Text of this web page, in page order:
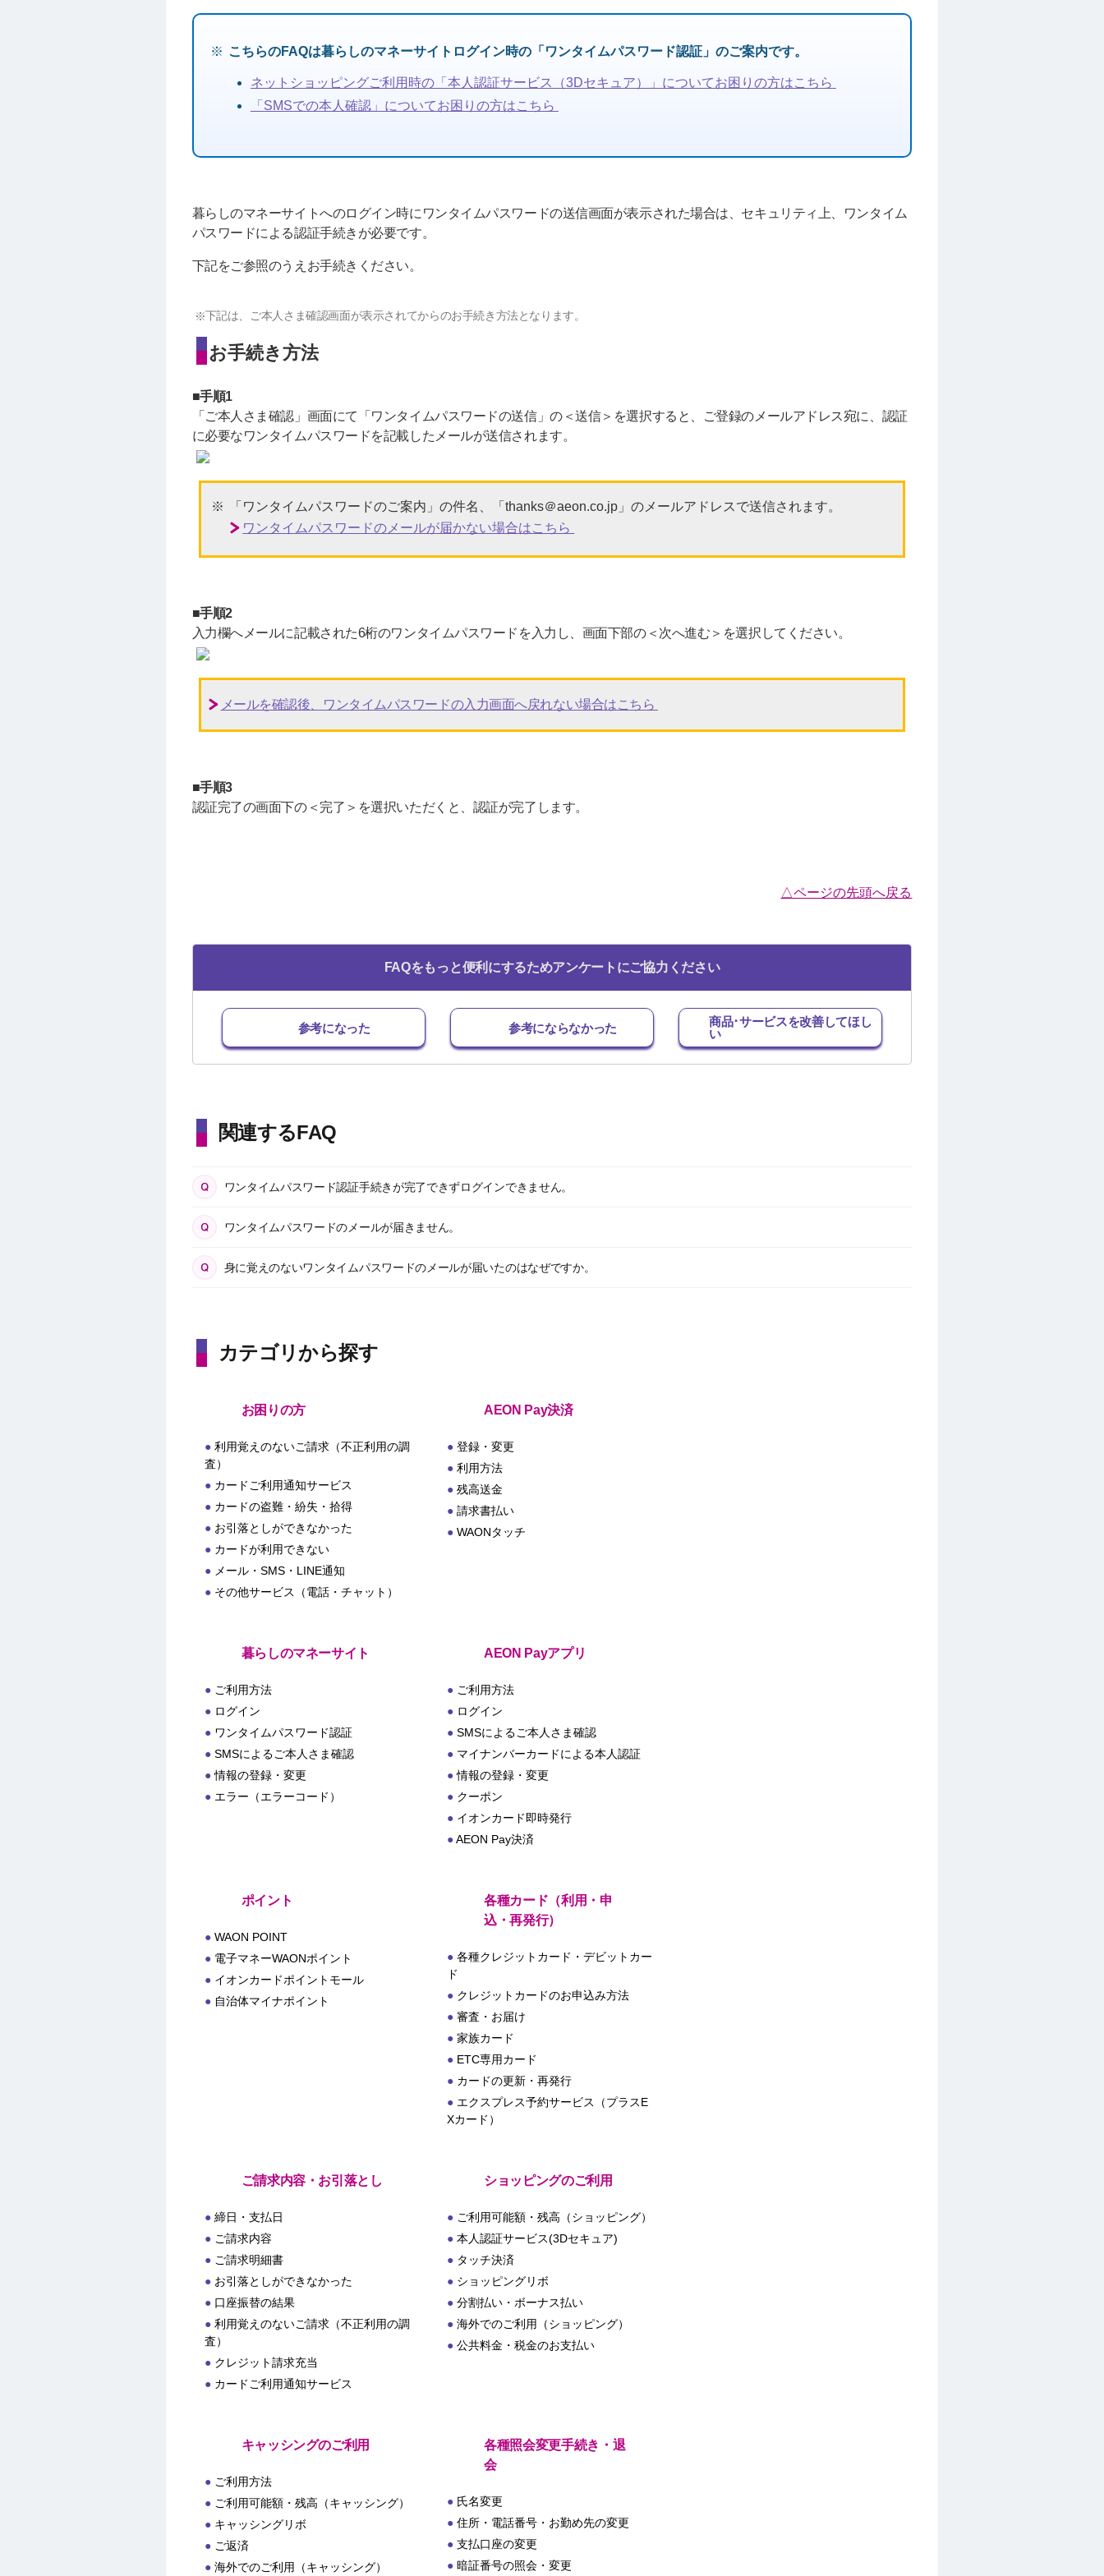
こちらのFAQは暮らしのマネーサイトログイン時の「ワンタイムパスワード認証」のご案内です。
ネットショッピングご利用時の「本人認証サービス（3Dセキュア）」についてお困りの方はこちら
「SMSでの本人確認」についてお困りの方はこちら
暮らしのマネーサイトへのログイン時にワンタイムパスワードの送信画面が表示された場合は、セキュリティ上、ワンタイム
パスワードによる認証手続きが必要です。
下記をご参照のうえお手続きください。
下記は、ご本人さま確認画面が表示されてからのお手続き方法となります。
お手続き方法
■手順1
「ご本人さま確認」画面にて「ワンタイムパスワードの送信」の＜送信＞を選択すると、ご登録のメールアドレス宛に、認証
に必要なワンタイムパスワードを記載したメールが送信されます。
「ワンタイムパスワードのご案内」の件名、「thanks＠aeon.co.jp」のメールアドレスで送信されます。
ワンタイムパスワードのメールが届かない場合はこちら
■手順2
入力欄へメールに記載された6桁のワンタイムパスワードを入力し、画面下部の＜次へ進む＞を選択してください。
メールを確認後、ワンタイムパスワードの入力画面へ戻れない場合はこちら
■手順3
認証完了の画面下の＜完了＞を選択いただくと、認証が完了します。
△ページの先頭へ戻る
FAQをもっと便利にするためアンケートにご協力ください
参考になった 参考にならなかった
商品･サービスを改善してほし
い
関連するFAQ
ワンタイムパスワード認証手続きが完了できずログインできません。
ワンタイムパスワードのメールが届きません。
身に覚えのないワンタイムパスワードのメールが届いたのはなぜですか。
カテゴリから探す
お困りの方
利用覚えのないご請求（不正利用の調
査）
カードご利用通知サービス
カードの盗難・紛失・拾得
お引落としができなかった
カードが利用できない
メール・SMS・LINE通知
その他サービス（電話・チャット）
AEON Pay決済
登録・変更
利用方法
残高送金
請求書払い
WAONタッチ
暮らしのマネーサイト
ご利用方法
ログイン
ワンタイムパスワード認証
SMSによるご本人さま確認
情報の登録・変更
エラー（エラーコード）
AEON Payアプリ
ご利用方法
ログイン
SMSによるご本人さま確認
マイナンバーカードによる本人認証
情報の登録・変更
クーポン
イオンカード即時発行
AEON Pay決済
ポイント
WAON POINT
電子マネーWAONポイント
イオンカードポイントモール
自治体マイナポイント
各種カード（利用・申
込・再発行）
各種クレジットカード・デビットカー
ド
クレジットカードのお申込み方法
審査・お届け
家族カード
ETC専用カード
カードの更新・再発行
エクスプレス予約サービス（プラスE
Xカード）
ご請求内容・お引落とし
締日・支払日
ご請求内容
ご請求明細書
お引落としができなかった
口座振替の結果
利用覚えのないご請求（不正利用の調
査）
クレジット請求充当
カードご利用通知サービス
ショッピングのご利用
ご利用可能額・残高（ショッピング）
本人認証サービス(3Dセキュア)
タッチ決済
ショッピングリボ
分割払い・ボーナス払い
海外でのご利用（ショッピング）
公共料金・税金のお支払い
キャッシングのご利用
ご利用方法
ご利用可能額・残高（キャッシング）
キャッシングリボ
ご返済
海外でのご利用（キャッシング）
各種照会変更手続き・退
会
氏名変更
住所・電話番号・お勤め先の変更
支払口座の変更
暗証番号の照会・変更